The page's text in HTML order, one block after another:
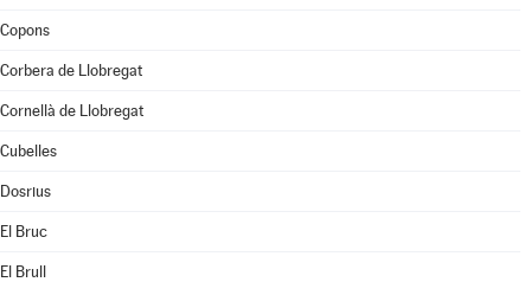
Copons
Corbera de Llobregat
Cornellà de Llobregat
Cubelles
Dosrius
El Bruc
El Brull